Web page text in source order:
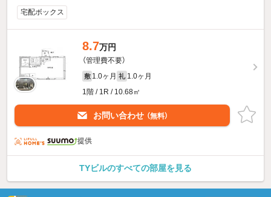
宅配ボックス
8.7万円
（管理費不要）
敷 1.0ヶ月 礼 1.0ヶ月
1階 / 1R / 10.68㎡
お問い合わせ （無料）
提供
TYビルのすべての部屋を見る